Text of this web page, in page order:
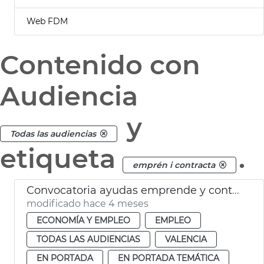
Web FDM
Contenido con
Audiencia
Todas las audiencias
y
etiqueta
emprén i contracta .
Convocatoria ayudas emprende y contrata
modificado hace 4 meses
ECONOMÍA Y EMPLEO
EMPLEO
TODAS LAS AUDIENCIAS
VALENCIA
EN PORTADA
EN PORTADA TEMÁTICA